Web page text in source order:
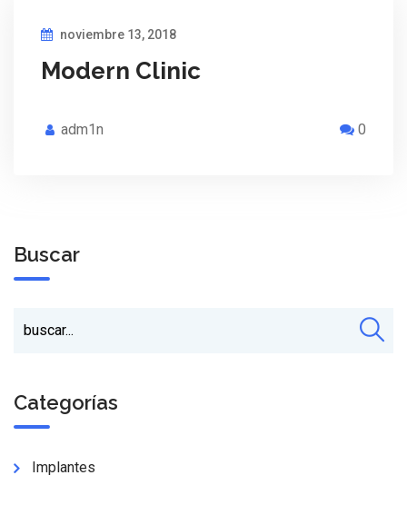
noviembre 13, 2018
Modern Clinic
adm1n 0
Buscar
Categorías
Implantes